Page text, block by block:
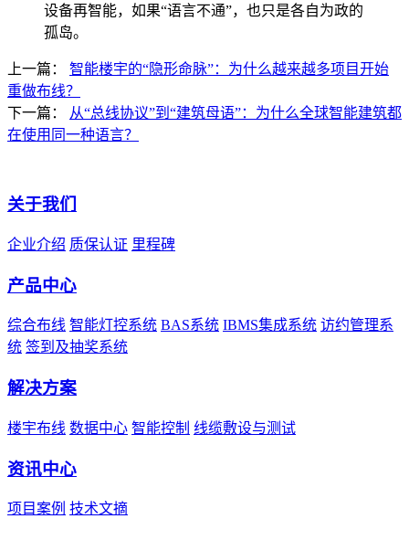
设备再智能，如果“语言不通”，也只是各自为政的
孤岛。
上一篇： 智能楼宇的“隐形命脉”：为什么越来越多项目开始
重做布线？
下一篇：
从“总线协议”到“建筑母语”：为什么全球智能建筑都
在使用同一种语言？
关于我们
企业介绍 质保认证 里程碑
产品中心
综合布线 智能灯控系统 BAS系统 IBMS集成系统 访约管理系
统 签到及抽奖系统
解决方案
楼宇布线 数据中心 智能控制 线缆敷设与测试
资讯中心
项目案例 技术文摘